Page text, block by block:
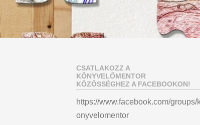
CSATLAKOZZ A
KÖNYVELŐMENTOR
KÖZÖSSÉGHEZ A FACEBOOKON!
https://www.facebook.com/groups/
onyvelomentor